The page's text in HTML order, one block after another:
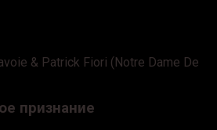
& Patrick Fiori (Notre Dame De
признание